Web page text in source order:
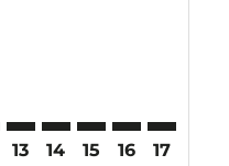
13 14 15 16 17